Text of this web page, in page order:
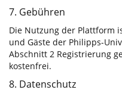
7. Gebühren
Die Nutzung der Plattform
und Gäste der Philipps-
Abschnitt 2 Registrierung
kostenfrei.
8. Datenschutz